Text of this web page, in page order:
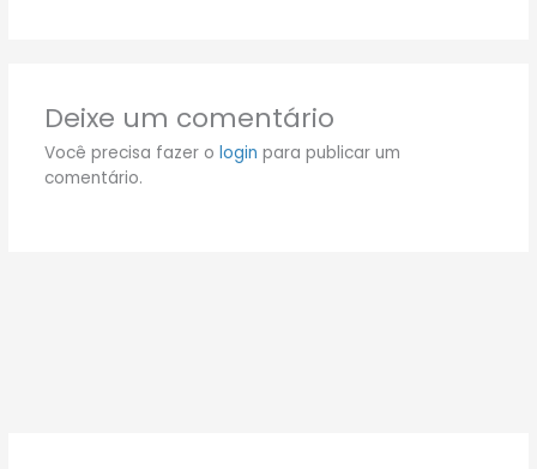
Deixe um comentário
Você precisa fazer o login para publicar um
comentário.